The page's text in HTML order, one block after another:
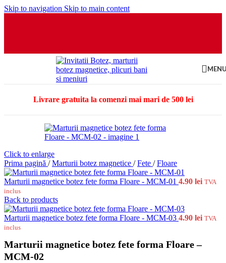
Skip to navigation Skip to main content
Livrare gratuita la comenzi mai mari de 500 lei
Click to enlarge
Prima pagină / Marturii botez magnetice / Fete / Floare
Marturii magnetice botez fete forma Floare - MCM-01 4.90 lei TVA
inclus
Back to products
Marturii magnetice botez fete forma Floare - MCM-03 4.90 lei TVA
inclus
Marturii magnetice botez fete forma Floare –
MCM-02